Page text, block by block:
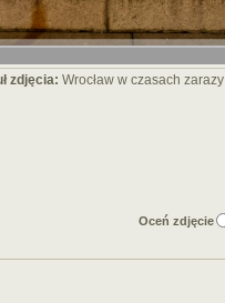
zdjęcia: Wrocław w czasach zarazy
Oceń zdjęcie